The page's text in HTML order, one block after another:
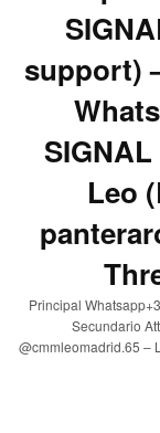
support)
Leo
Principal
Secundario
@cmmleomadrid.65 –